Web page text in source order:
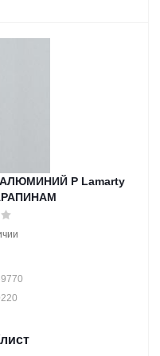
АЛЮМИНИЙ Р Lamarty